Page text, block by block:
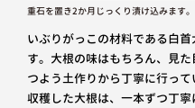
重石を置き2か月じっくり漬け込みます。
いぶりがっこの材料である白
す。大根の味はもちろん、見
つよう土作りから丁寧に行って
収穫した大根は、一本ずつ丁寧